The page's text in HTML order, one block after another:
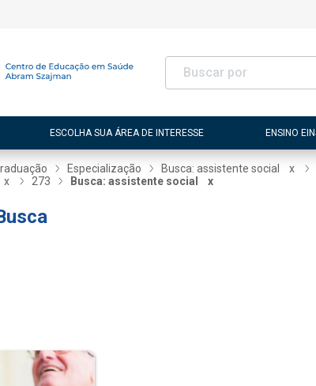
ESCOLHA SUA ÁREA DE INTERESSE ENSINO
Especialização Busca: assistente social x
x 273 Busca: assistente social x